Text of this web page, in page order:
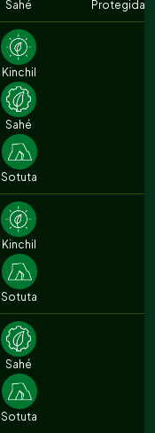
Sahé Protegida
Kinchil
Sahé
Sotuta
Kinchil
Sotuta
Sahé
Sotuta